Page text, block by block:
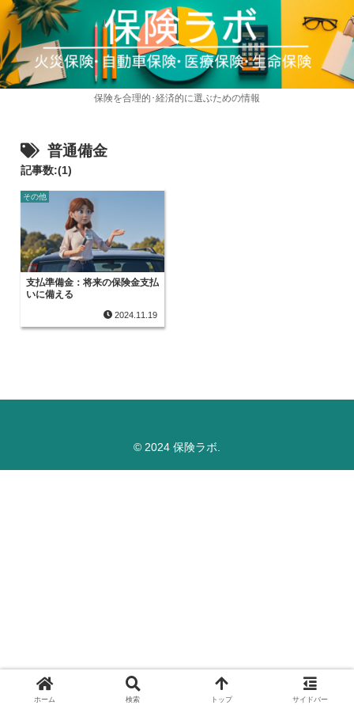
保険を合理的･経済的に選ぶための情報
普通備金
記事数:(1)
その他
支払準備金：将来の保険金支払
いに備える
2024.11.19
© 2024 保険ラボ.
ホーム 検索 トップ サイドバー